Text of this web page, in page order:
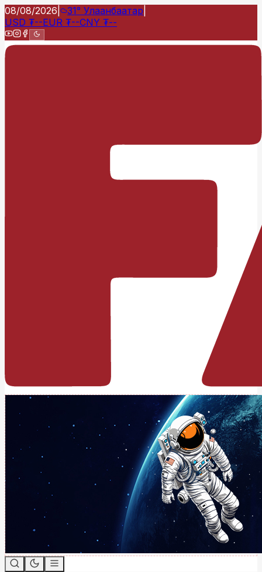
08/08/2026 31° Улаанбаатар
USD ₮--EUR ₮--CNY ₮--